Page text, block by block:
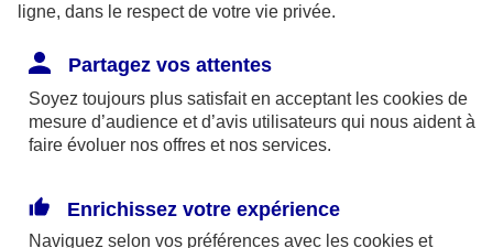
https://agence.axa.fr/bourgogne-
franche[1]comte/saone-et-loire/macon-
https://agence.axa.fr/distributeur/0002445604
sont partiellement conformes avec le
ligne, dans le respect de votre vie privée.
Partagez vos attentes
Soyez toujours plus satisfait en acceptant les cookies de
mesure d’audience et d’avis utilisateurs qui nous aident à
faire évoluer nos offres et nos services.
Enrichissez votre expérience
Naviguez selon vos préférences avec les cookies et